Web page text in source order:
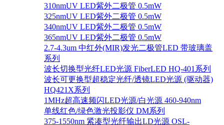
310nmUV LED紫外二极管 0.5mW
325nmUV LED紫外二极管 0.5mW
340nmUV LED紫外二极管 0.5mW
365nmUV LED紫外二极管 0.5mW
2.7-4.3um 中红外(MIR)发光二极管LED 带玻璃盖
系列
波长切换型光纤LED光源 FiberLED HQ-401系列
波长可更换型超稳定光纤/透镜LED光源 (驱动器)
HQ421X系列
1MHz超高速频闪LED光源/白光源 460-940nm
单线红色/绿色激光投影仪 DM系列
375-1550nm 紧凑型光纤输出LD光源 OSL-